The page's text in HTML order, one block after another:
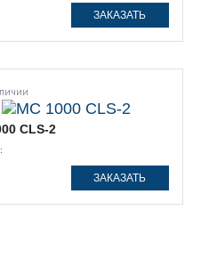
ЗАКАЗАТЬ
CLS-2
ЗАКАЗАТЬ